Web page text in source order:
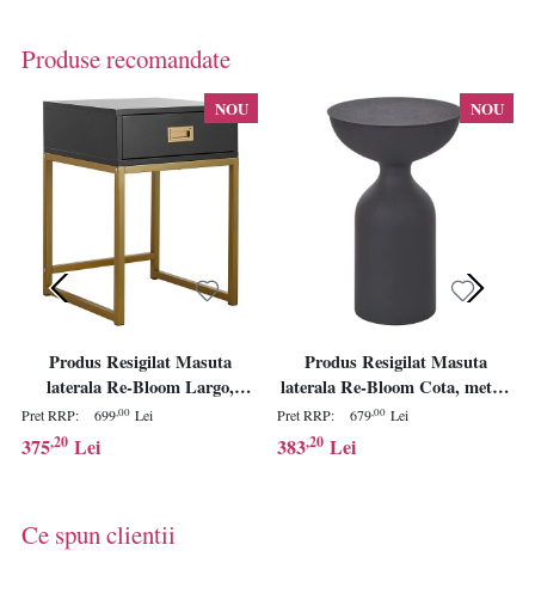
Produse recomandate
NOU
Produs Resigilat Masuta
laterala Re-Bloom Largo,
MDF/fier, 40x40x57 cm,
negru/auriu - Verificat A
Pret RRP: 699,00 Lei
375,20 Lei
NOU
Produs Resigilat Masuta
laterala Re-Bloom Cota, metal,
36x36x56 cm, 10 kg, negru -
Verificat A
Pret RRP: 679,00 Lei
383,20 Lei
Ce spun clientii